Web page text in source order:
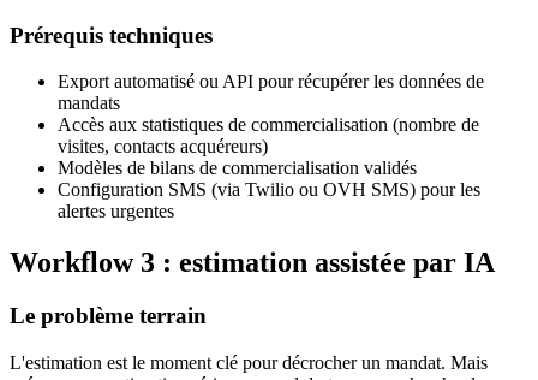
Prérequis techniques
Export automatisé ou API pour récupérer les données de
mandats
Accès aux statistiques de commercialisation (nombre de
visites, contacts acquéreurs)
Modèles de bilans de commercialisation validés
Configuration SMS (via Twilio ou OVH SMS) pour les
alertes urgentes
Workflow 3 : estimation assistée par IA
Le problème terrain
L'estimation est le moment clé pour décrocher un mandat. Mais